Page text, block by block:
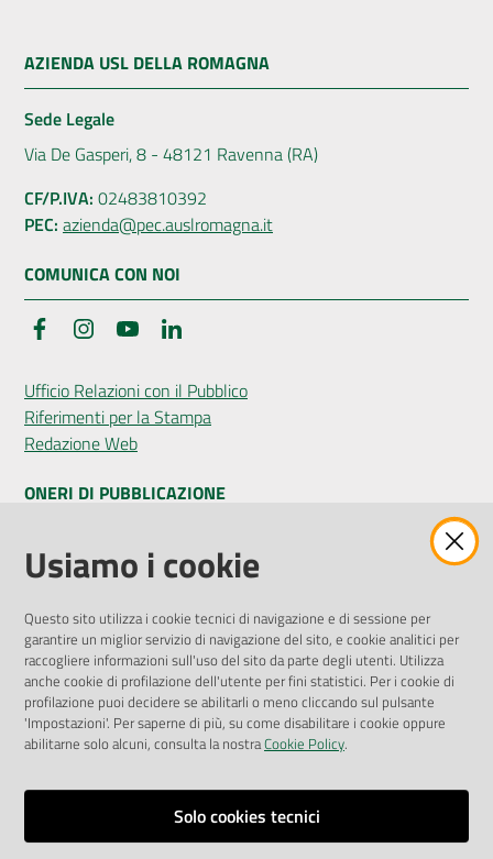
AZIENDA USL DELLA ROMAGNA
Sede Legale
Via De Gasperi, 8 - 48121 Ravenna (RA)
CF/P.IVA: 02483810392
PEC: azienda@pec.auslromagna.it
COMUNICA CON NOI
FacebookInstagramYouTube
Ufficio Relazioni con il Pubblico
Riferimenti per la Stampa
Redazione Web
ONERI DI PUBBLICAZIONE
Amministrazione Trasparente
Pubblicità legale
Privacy Policy
Attuazione Misure PNRR
Liste di Attesa
ENTI, IMPRESE E PARTNER
Fatturazione Elettronica
Richiesta Patrocinio
Usiamo i cookie
Questo sito utilizza i cookie tecnici di navigazione e di sessione per
garantire un miglior servizio di navigazione del sito, e cookie analitici per
raccogliere informazioni sull'uso del sito da parte degli utenti. Utilizza
anche cookie di profilazione dell'utente per fini statistici. Per i cookie di
profilazione puoi decidere se abilitarli o meno cliccando sul pulsante
'Impostazioni'. Per saperne di più, su come disabilitare i cookie oppure
abilitarne solo alcuni, consulta la nostraCookie Policy.
Solo cookies tecnici